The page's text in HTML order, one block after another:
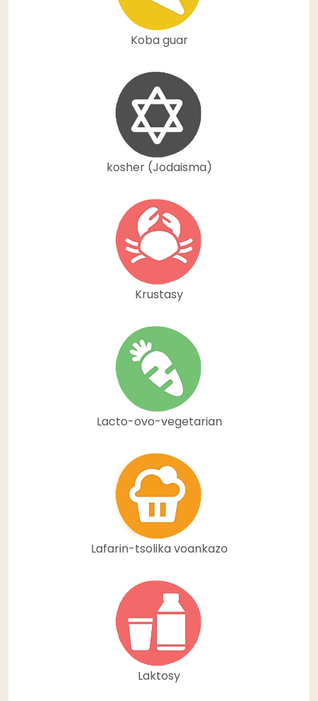
Koba guar
kosher (Jodaisma)
Krustasy
Lacto-ovo-vegetarian
Lafarin-tsolika voankazo
Laktosy